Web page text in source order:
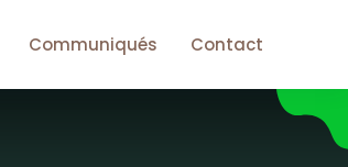
Communiqués Contact